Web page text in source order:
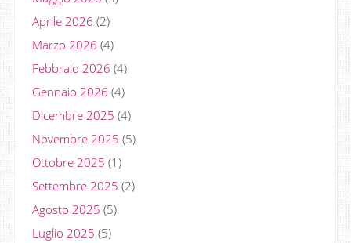
Aprile 2026 (2)
Marzo 2026 (4)
Febbraio 2026 (4)
Gennaio 2026 (4)
Dicembre 2025 (4)
Novembre 2025 (5)
Ottobre 2025 (1)
Settembre 2025 (2)
Agosto 2025 (5)
Luglio 2025 (5)